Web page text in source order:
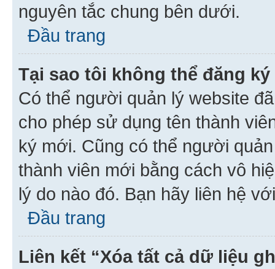
nguyên tắc chung bên dưới.
Đầu trang
Tại sao tôi không thể đăng
Có thể người quản lý website
cho phép sử dụng tên thành
ký mới. Cũng có thể người
thành viên mới bằng cách vô
lý do nào đó. Bạn hãy liên hệ
Đầu trang
Liên kết “Xóa tất cả dữ liệu